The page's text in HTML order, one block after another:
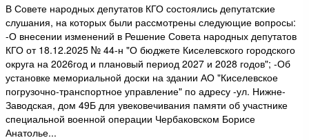
В Совете народных депутатов КГО состоялись депутатские
слушания, на которых были рассмотрены следующие вопросы:
-О внесении изменений в Решение Совета народных депутатов
КГО от 18.12.2025 № 44-н "О бюджете Киселевского городского
округа на 2026год и плановый период 2027 и 2028 годов"; -Об
установке мемориальной доски на здании АО "Киселевское
погрузочно-транспортное управление" по адресу -ул. Нижне-
Заводская, дом 49Б для увековечивания памяти об участнике
специальной военной операции Чербаковском Борисе
Анатолье...